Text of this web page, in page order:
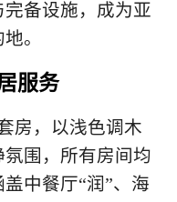
备设施，成为亚
。
服务
房，以浅色调木
围，所有房间均
中餐厅“润”、海